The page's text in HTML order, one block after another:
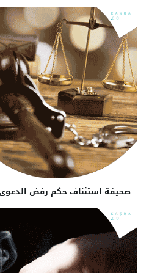
صحيفة استئناف حكم رفض الدعوى